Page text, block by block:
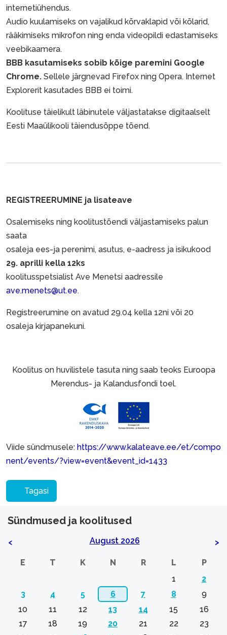
internetiühendus.
Audio kuulamiseks on vajalikud kõrvaklapid või kõlarid,
rääkimiseks mikrofon ning enda videopildi edastamiseks
veebikaamera.
BBB kasutamiseks sobib kõige paremini Google
Chrome. Sellele järgnevad Firefox ning Opera. Internet
Explorerit kasutades BBB ei toimi.
Koolituse täielikult läbinutele väljastatakse digitaalselt
Eesti Maaülikooli täiendusõppe tõend.
REGISTREERUMINE ja lisateave
Osalemiseks ning koolitustõendi väljastamiseks palun
saata
osaleja ees-ja perenimi, asutus, e-aadress ja isikukood
29. aprilli kella 12ks
koolitusspetsialist Ave Menetsi aadressile
ave.menets@ut.ee.
Registreerumine on avatud 29.04 kella 12ni või 20
osaleja kirjapanekuni.
Koolitus on huvilistele tasuta ning saab teoks Euroopa
Merendus- ja Kalandusfondi toel.
Viide sündmusele: https://www.kalateave.ee/et/compo
nent/events/?view=event&event_id=1433
Tagasi
Sündmused ja koolitused
< August 2026 >
E T K N R L
P
1
2
3
4 5 6 7 8
9
10
11 12 13 14 15
16
17
18 19 20 21 22
23